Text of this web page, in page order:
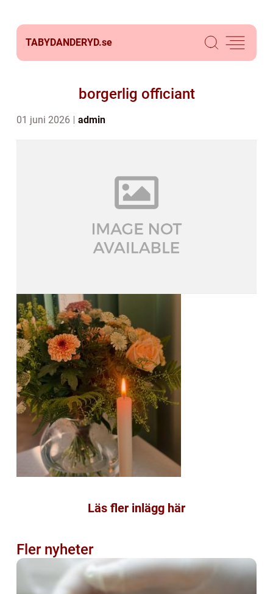
TABYDANDERYD.se
borgerlig officiant
01 juni 2026 admin
Läs fler inlägg här
Fler nyheter